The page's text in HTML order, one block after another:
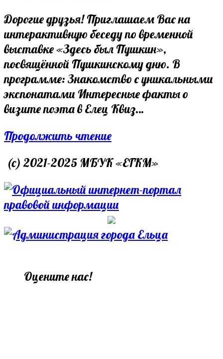
Дорогие друзья! Приглашаем Вас на
интерактивную беседу по временной
выставке «Здесь был Пушкин»,
посвящённой Пушкинскому дню. В
программе: Знакомство с уникальными
экспонатами Интересные факты о
визите поэта в Елец Квиз…
Продолжить чтениеАнонс
беседы
был
Пушкин»
(c) 2021-2025 МБУК «ЕГКМ»
Оцените нас!